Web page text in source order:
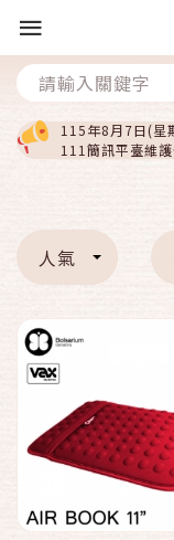
115年8月7日(星
111簡訊平臺維
人氣